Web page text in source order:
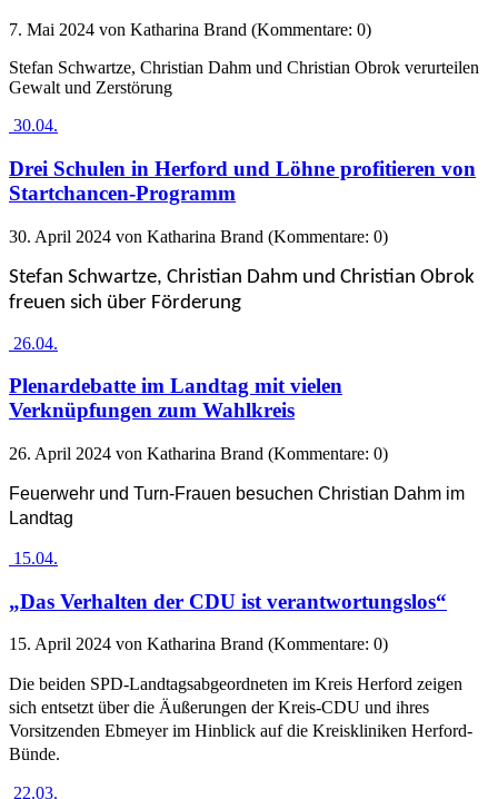
7. Mai 2024 von Katharina Brand (Kommentare: 0)
Stefan Schwartze, Christian Dahm und Christian Obrok verurteilen
Gewalt und Zerstörung
30.04.
Drei Schulen in Herford und Löhne profitieren von
Startchancen-Programm
30. April 2024 von Katharina Brand (Kommentare: 0)
Stefan Schwartze, Christian Dahm und Christian Obrok
freuen sich über Förderung
26.04.
Plenardebatte im Landtag mit vielen
Verknüpfungen zum Wahlkreis
26. April 2024 von Katharina Brand (Kommentare: 0)
Feuerwehr und Turn-Frauen besuchen Christian Dahm im
Landtag
15.04.
„Das Verhalten der CDU ist verantwortungslos“
15. April 2024 von Katharina Brand (Kommentare: 0)
Die beiden SPD-Landtagsabgeordneten im Kreis Herford zeigen
sich entsetzt über die Äußerungen der Kreis-CDU und ihres
Vorsitzenden Ebmeyer im Hinblick auf die Kreiskliniken Herford-
Bünde.
22.03.